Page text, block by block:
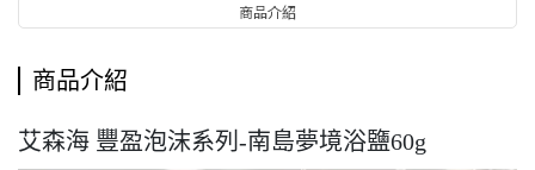
商品介紹
商品介紹
艾森海 豐盈泡沫系列-南島夢境浴鹽60g